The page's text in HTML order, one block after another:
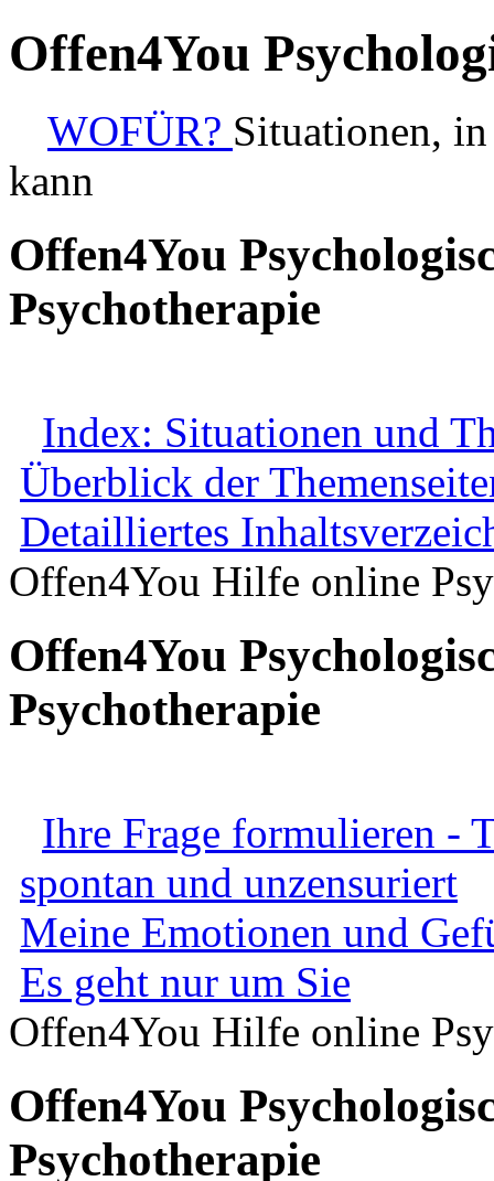
Offen4You
WOFÜR? Situationen,
kann
Offen4You
Psychotherapie
Index: Situationen und
Überblick der
Detailliertes
Offen4You Hilfe online
Offen4You
Psychotherapie
Ihre Frage formulieren -
spontan und unzensuriert
Meine Emotionen und
Es geht nur um Sie
Offen4You Hilfe online
Offen4You
Psychotherapie